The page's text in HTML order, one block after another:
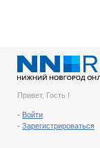
Привет, Гость !
- Войти
- Зарегистрироваться